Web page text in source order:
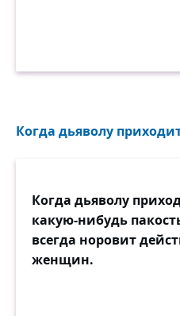
Когда дьяволу
Когда дьяволу
какую-нибудь
всегда норовит
женщин.